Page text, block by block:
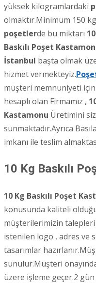
yüksek kilogramlardaki
olmaktır.Minimum 150
poşetlerde bu miktarı
Baskılı Poşet
İstanbul başta olmak
hizmet vermekteyiz.
müşteri memnuniyeti için
hesaplı olan Firmamız ,
Kastamonu Üretimini
sunmaktadır.Ayrıca
imkanı ile teslim
10 Kg Baskılı
10 Kg Baskılı Poşet
konusunda kaliteli
müşterilerimizin
istenilen logo , adres ve
tasarımlar
sunulur.Müşteri
üzere işleme geçer.2